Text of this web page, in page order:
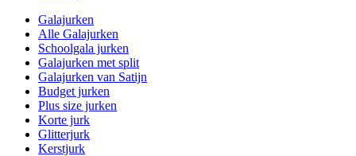
Galajurken
Alle Galajurken
Schoolgala jurken
Galajurken met split
Galajurken van Satijn
Budget jurken
Plus size jurken
Korte jurk
Glitterjurk
Kerstjurk